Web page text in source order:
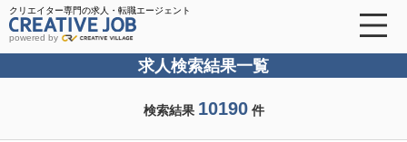
クリエイター専門の求人・転職エージェント
powered by
求人検索結果一覧
検索結果 10190件